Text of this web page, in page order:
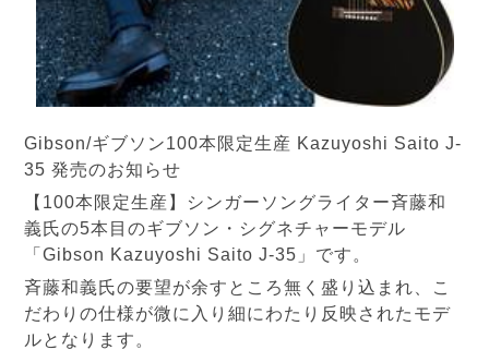
Gibson/ギブソン100本限定生産 Kazuyoshi Saito J-
35 発売のお知らせ
【100本限定生産】シンガーソングライター斉藤和
義氏の5本目のギブソン・シグネチャーモデル
「Gibson Kazuyoshi Saito J-35」です。
斉藤和義氏の要望が余すところ無く盛り込まれ、こ
だわりの仕様が微に入り細にわたり反映されたモデ
ルとなります。